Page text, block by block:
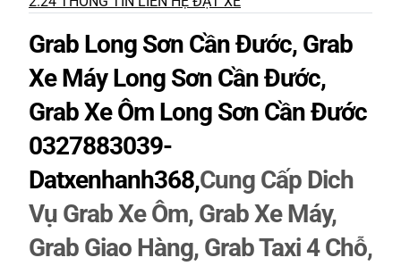
Grab Long Sơn Cần Đước, Grab
Xe Máy Long Sơn Cần Đước,
Grab Xe Ôm Long Sơn Cần Đước
0327883039-
Datxenhanh368,Cung Cấp Dich
Vụ Grab Xe Ôm, Grab Xe Máy,
Grab Giao Hàng, Grab Taxi 4 Chỗ,